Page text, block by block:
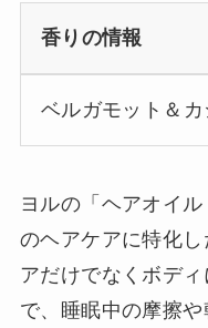
香りの情報
ベルガモット＆カ
ヨルの「ヘアオイ
のヘアケアに特化
アだけでなくボデ
で、睡眠中の摩擦